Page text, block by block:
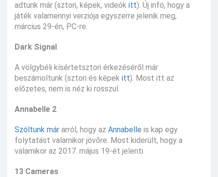
adtunk már (sztori, képek, videók itt). Új infó, hogy a
játék valamennyi verziója egyszerre jelenik meg,
március 29-én, PC-re.
Dark Signal
A völgybéli kísértetsztori érkezéséről már
beszámoltunk (sztori és képek itt). Most itt az
előzetes, nem is néz ki rosszul.
Annabelle 2
Szóltunk már arról, hogy az Annabelle is kap egy
folytatást valamikor jövőre. Most kiderült, hogy a
valamikor az 2017. május 19-ét jelenti.
13 Cameras